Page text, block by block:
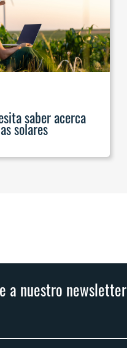
saber acerca
solares
a nuestro newsletter